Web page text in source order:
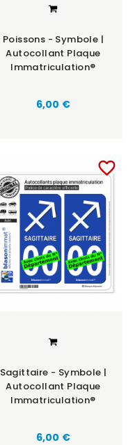
Poissons - Symbole |
Autocollant Plaque
Immatriculation®
6,00 €
favorite_border
Sagittaire - Symbole |
Autocollant Plaque
Immatriculation®
6,00 €